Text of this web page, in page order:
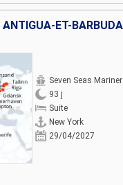
Seven Seas Mariner
93 j
Suite
New York
29/04/2027